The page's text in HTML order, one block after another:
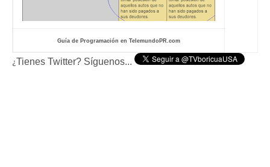
Guía de Programación en TelemundoPR.com
¿Tienes Twitter? Síguenos...